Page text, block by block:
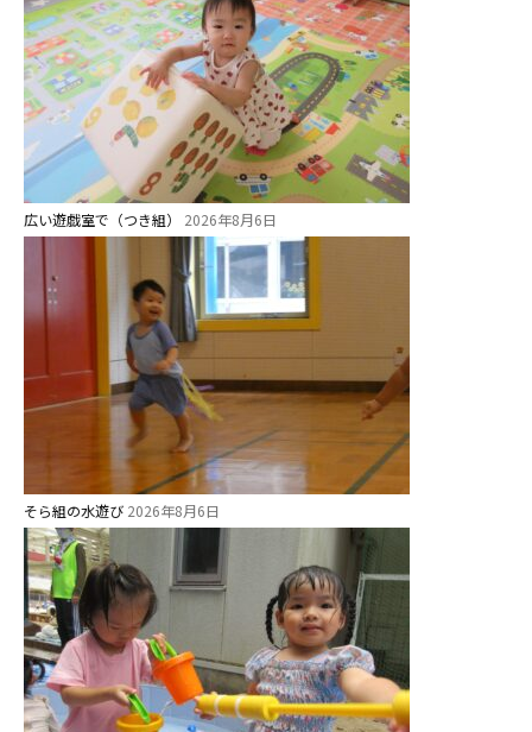
広い遊戯室で（つき組） 2026年8月6日
そら組の水遊び 2026年8月6日